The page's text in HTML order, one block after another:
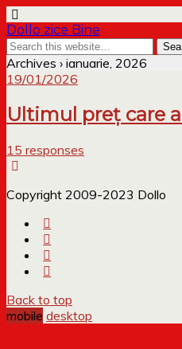
Dollo zice Bine
Archives › ianuarie, 2026
19/01/2026
Ultimul preț care
15 responses
Copyright 2009-2023 Dollo
Back to top
mobile desktop